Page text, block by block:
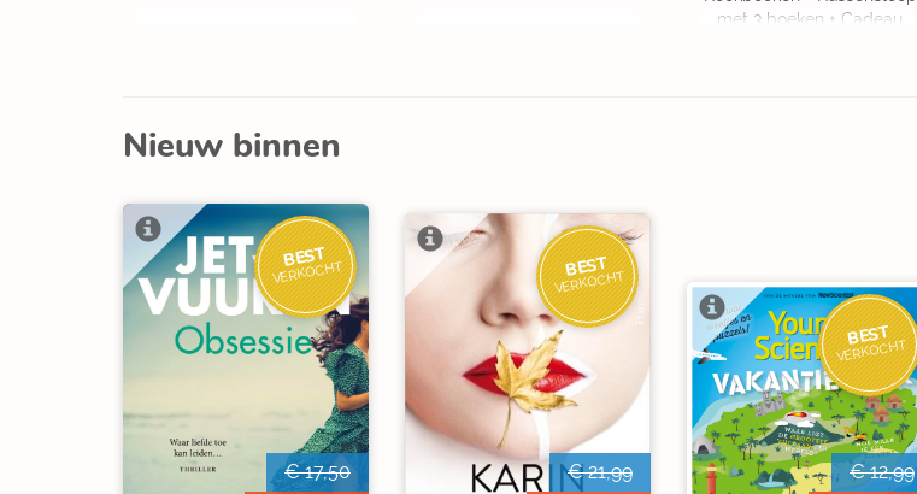
met 3 boeken + Cadeau
Nieuw binnen
BEST
VERKOCHT
€ 17,50
BEST
VERKOCHT
€ 21,99
BEST
VERKOCHT
€ 12,99